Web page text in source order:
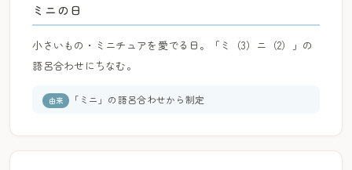
ミニの日
小さいもの・ミニチュアを愛でる日。「ミ（3）ニ（2）」の
語呂合わせにちなむ。
由来 「ミニ」の語呂合わせから制定